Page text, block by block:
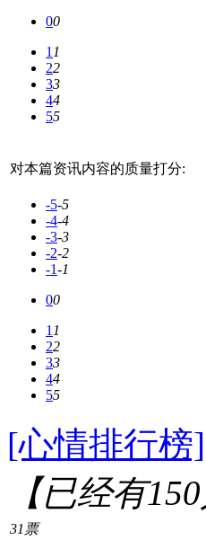
00
11
22
33
44
55
对本篇资讯内容的质量打分:
-5-5
-4-4
-3-3
-2-2
-1-1
00
11
22
33
44
55
[心情排行榜]
【已经有150
31票